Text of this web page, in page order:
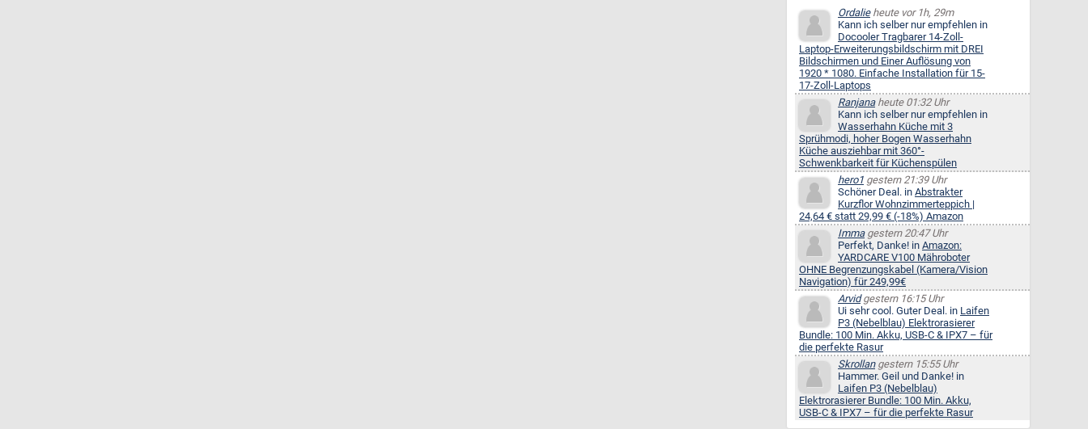
Ordalieheute vor 1h, 29m
Kann ich selber nur empfehlen in
Docooler Tragbarer 14-Zoll-
Laptop-Erweiterungsbildschirm mit DREI
Bildschirmen und Einer Auflösung von
1920 * 1080. Einfache Installation für 15-
17-Zoll-Laptops
Ranjanaheute 01:32 Uhr
Kann ich selber nur empfehlen in
Wasserhahn Küche mit 3
Sprühmodi, hoher Bogen Wasserhahn
Küche ausziehbar mit 360°-
Schwenkbarkeit für Küchenspülen
hero1 gestern 21:39 Uhr
Schöner Deal. in Abstrakter
Kurzflor Wohnzimmerteppich |
24,64 € statt 29,99 € (-18%) Amazon
Immagestern 20:47 Uhr
Perfekt, Danke! in Amazon:
YARDCARE V100 Mähroboter
OHNE Begrenzungskabel (Kamera/Vision
Navigation) für 249,99€
Arvidgestern 16:15 Uhr
Ui sehr cool. Guter Deal. in Laifen
P3 (Nebelblau) Elektrorasierer
Bundle: 100 Min. Akku, USB-C & IPX7 – für
die perfekte Rasur
Skrollangestern 15:55 Uhr
Hammer. Geil und Danke! in
Laifen P3 (Nebelblau)
Elektrorasierer Bundle: 100 Min. Akku,
USB-C & IPX7 – für die perfekte Rasur